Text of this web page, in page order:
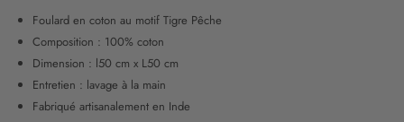
Foulard en coton au motif Tigre Pêche
Composition : 100% coton
Dimension : l50 cm x L50 cm
Entretien : lavage à la main
Fabriqué artisanalement en Inde